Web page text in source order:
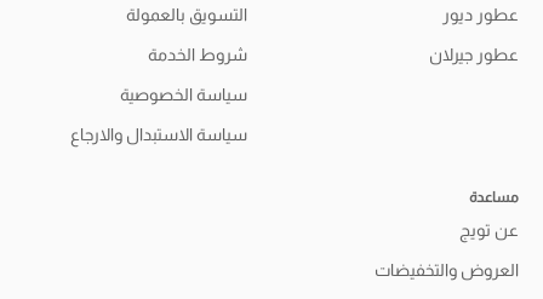
عطور ديور
عطور جيرلان
التسويق بالعمولة
شروط الخدمة
سياسة الخصوصية
سياسة الاستبدال والارجاع
مساعدة
عن تويج
العروض والتخفيضات